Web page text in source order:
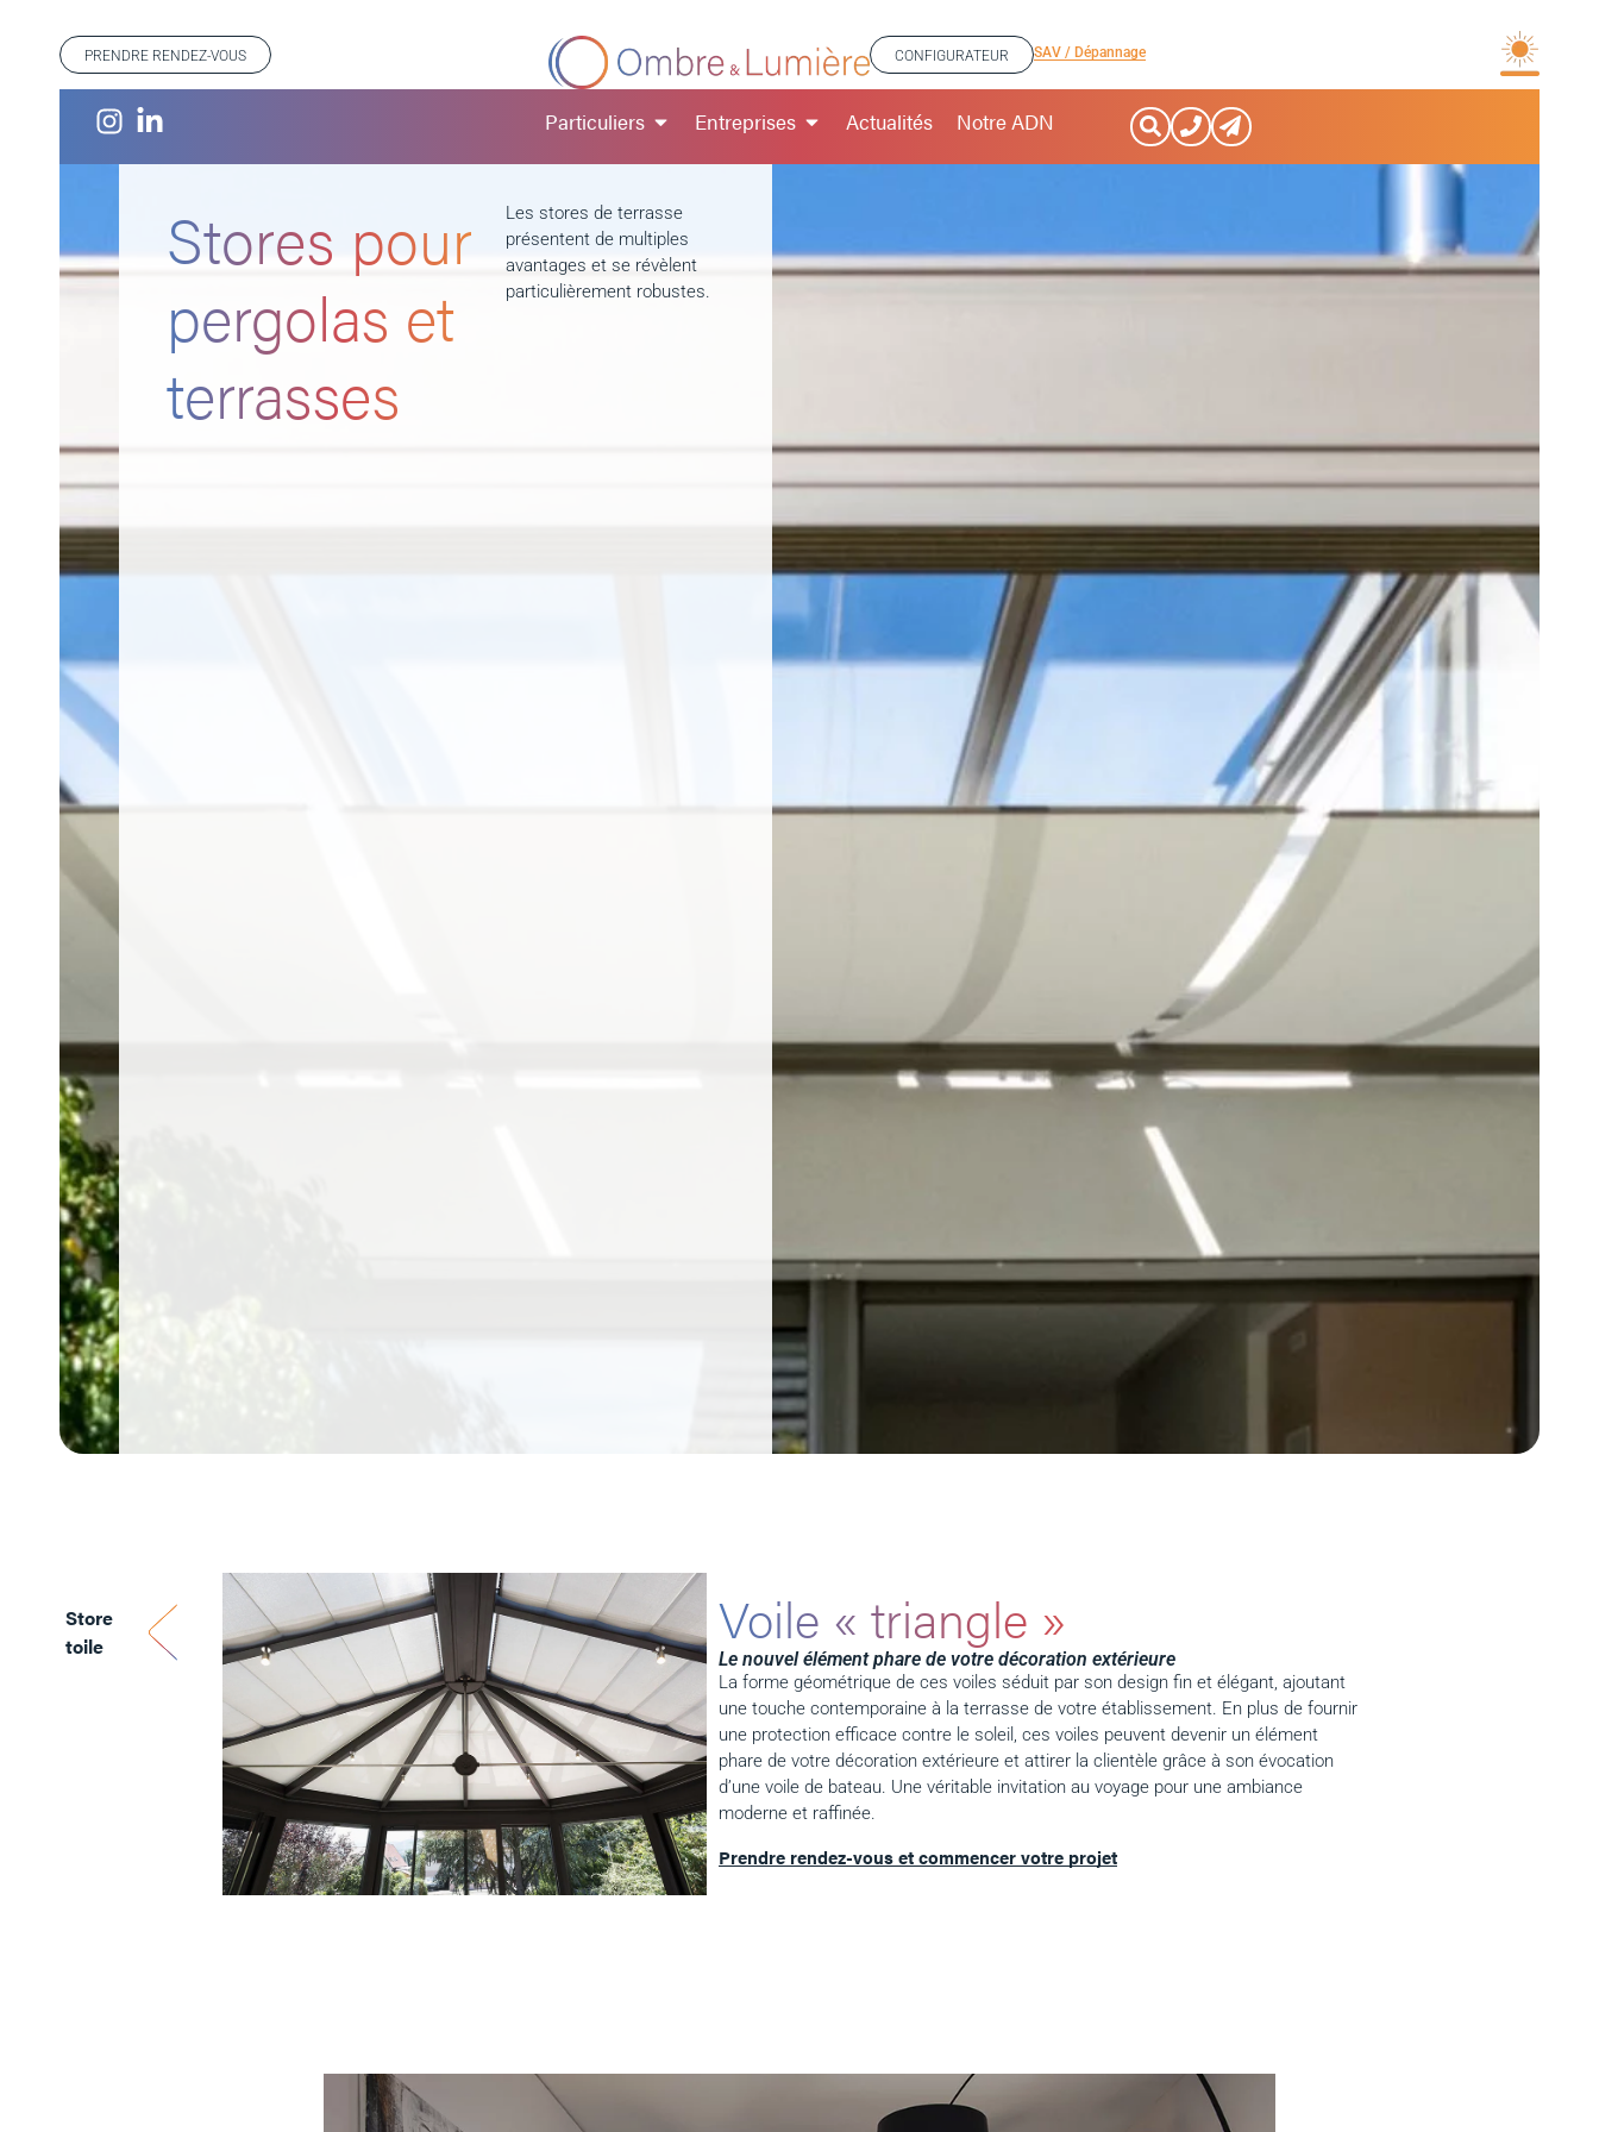
PRENDRE RENDEZ-VOUS CONFIGURATEUR SAV / Dépannage
Particuliers Entreprises Actualités Notre ADN
Stores pour
pergolas et
terrasses
Les stores de terrasse
présentent de multiples
avantages et se révèlent
particulièrement robustes.
Store
toile
Voile « triangle »
Le nouvel élément phare de votre décoration extérieure
La forme géométrique de ces voiles séduit par son design fin et élégant, ajoutant
une touche contemporaine à la terrasse de votre établissement. En plus de fournir
une protection efficace contre le soleil, ces voiles peuvent devenir un élément
phare de votre décoration extérieure et attirer la clientèle grâce à son évocation
d’une voile de bateau. Une véritable invitation au voyage pour une ambiance
moderne et raffinée.
Prendre rendez-vous et commencer votre projet